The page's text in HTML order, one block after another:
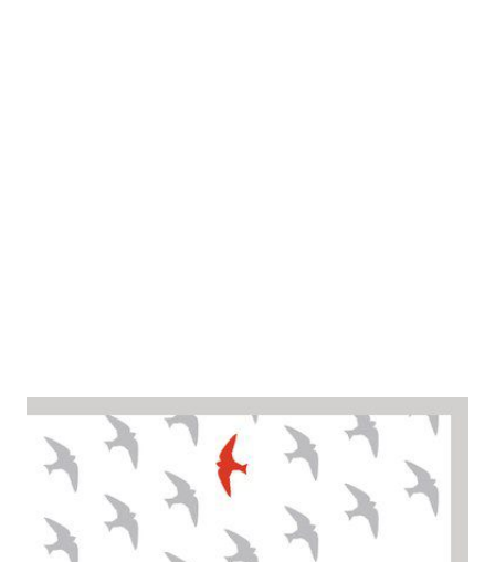
Misbehaving
Zur Wunschliste hinzufügen